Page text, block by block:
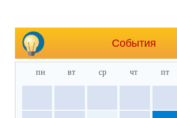
События
пн вт ср чт пт